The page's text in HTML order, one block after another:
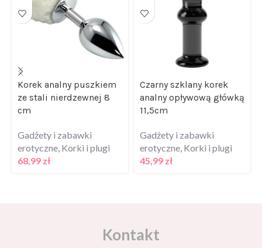
Korek analny puszkiem
ze stali nierdzewnej 8
cm
Gadżety i zabawki
erotyczne Korki i plugi
68,99 zł
Czarny szklany korek
analny opływową główką
11,5cm
Gadżety i zabawki
erotyczne Korki i plugi
45,99 zł
Kontakt